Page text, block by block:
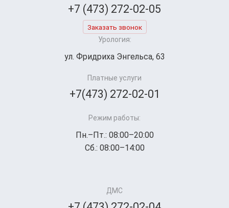
+7 (473) 272-02-05
Заказать звонок
Урология:
ул. Фридриха Энгельса, 63
Платные услуги
+7(473) 272-02-01
Режим работы:
Пн.–Пт.: 08:00–20:00
Сб.: 08:00–14:00
ДМС